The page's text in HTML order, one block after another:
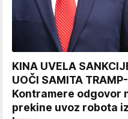
KINA UVELA
UOČI SAMITA
Kontramere odgovor
prekine uvoz robota